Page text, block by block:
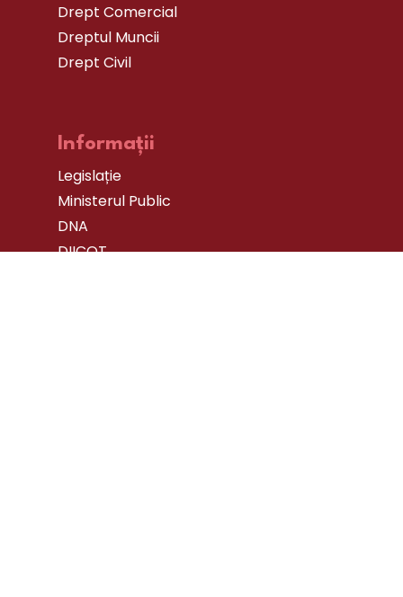
Drept Comercial
Dreptul Muncii
Drept Civil
Informații
Legislație
Ministerul Public
DNA
DIICOT